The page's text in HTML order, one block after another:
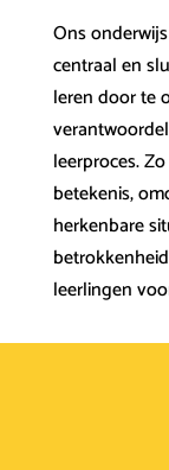
Ons
centraal en
leren door te
leerproces.
betekenis,
herkenbare
leerlingen